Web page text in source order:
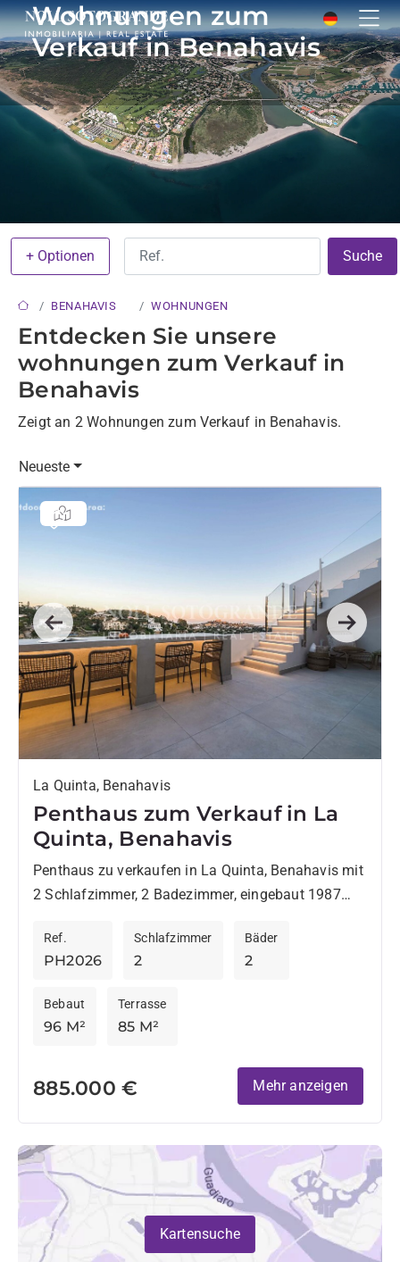
Wohnungen zum
Verkauf in Benahavis
+ Optionen Suche
BENAHAVIS WOHNUNGEN
Entdecken Sie unsere
wohnungen zum Verkauf in
Benahavis
Zeigt an 2 Wohnungen zum Verkauf in Benahavis.
Neueste
Previous Next
La Quinta, Benahavis
Penthaus zum Verkauf in La
Quinta, Benahavis
Penthaus zu verkaufen in La Quinta, Benahavis mit
2 Schlafzimmer, 2 Badezimmer, eingebaut 1987
(abstellplatz) und Garten (gemeinschaftlich).
Abmessungen: 96m²...
PH2026
Ref.
2
Schlafzimmer
2
Bäder
96 M²
Bebaut
85 M²
Terrasse
885.000 € Mehr anzeigen
Kartensuche